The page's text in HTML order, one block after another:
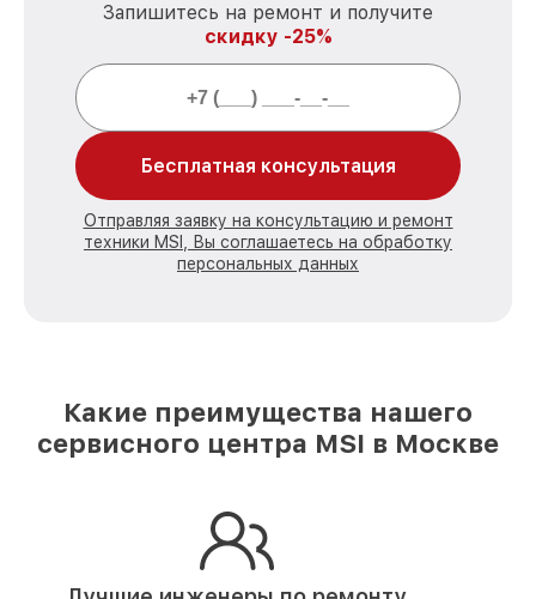
Запишитесь на ремонт и получите
скидку -25%
Бесплатная консультация
Отправляя заявку на консультацию и ремонт
техники MSI, Вы соглашаетесь на обработку
персональных данных
Какие преимущества нашего
сервисного центра MSI в Москве